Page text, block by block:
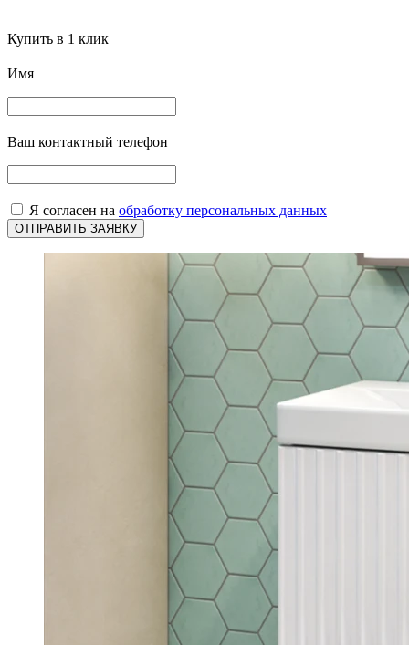
Купить в 1 клик
Имя
Ваш контактный телефон
Я согласен на обработку персональных данных